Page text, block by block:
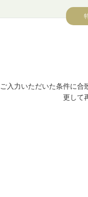
ご入力いただいた条件に合
更して